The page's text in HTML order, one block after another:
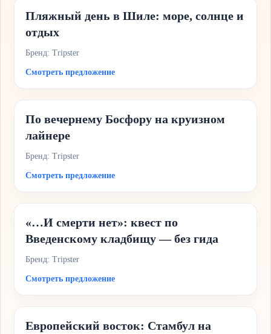
Пляжный день в Шиле: море, солнце и
отдых
Бренд: Tripster
Смотреть предложение
По вечернему Босфору на круизном
лайнере
Бренд: Tripster
Смотреть предложение
«…И смерти нет»: квест по
Введенскому кладбищу — без гида
Бренд: Tripster
Смотреть предложение
Европейский восток: Стамбул на